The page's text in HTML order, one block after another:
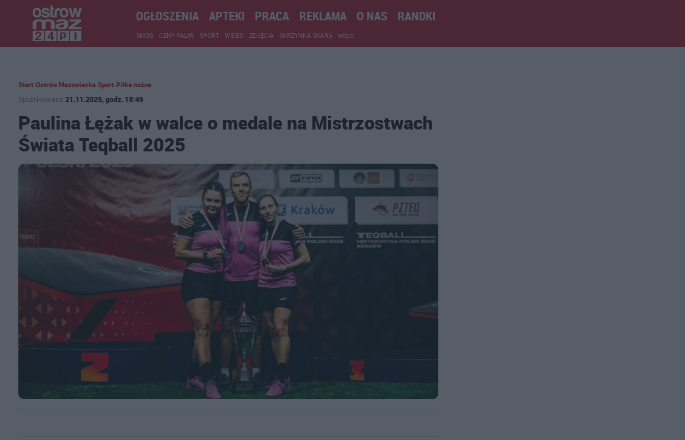
OGŁOSZENIA APTEKI PRACA REKLAMA O NAS RANDKI
SMOG CENY PALIW SPORT WIDEO ZDJĘCIA SKRZYNKA SKARG więcej
Start Ostrów Mazowiecka Sport Piłka nożna
Opublikowano 21.11.2025, godz. 18:49
Paulina Łężak w walce o medale na Mistrzostwach
Świata Teqball 2025